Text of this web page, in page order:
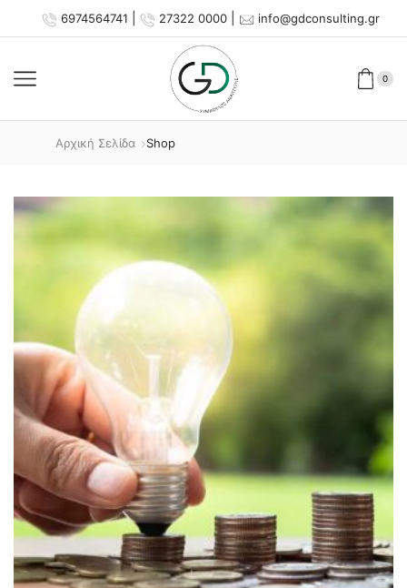
6974564741 27322 0000 info@gdconsulting.gr
0
Αρχική Σελίδα Shop